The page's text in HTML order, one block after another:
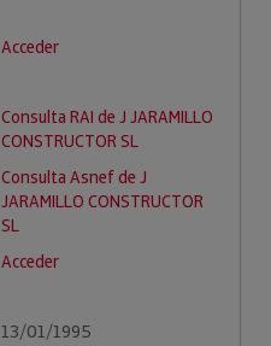
Acceder
Consulta RAI de J JARAMILLO
CONSTRUCTOR SL
Consulta Asnef de J
JARAMILLO CONSTRUCTOR
SL
Acceder
13/01/1995